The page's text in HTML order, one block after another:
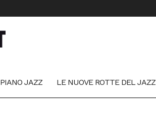
PIANO JAZZ LE NUOVE ROTTE DEL JAZZ